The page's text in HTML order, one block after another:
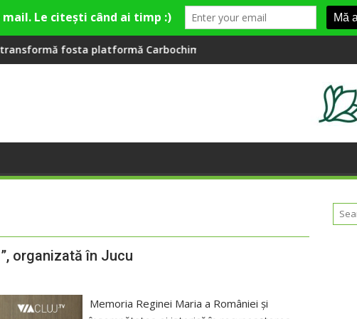
într-un nou centru cultural și de divertisment din Cluj-Napoca
Când luna devine o întrebare
organizată în Jucu
Memoria Reginei Maria a României și